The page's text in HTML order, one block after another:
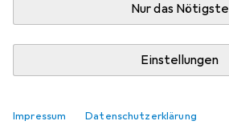
Nur das Nötigste
Einstellungen
Impressum Datenschutzerklärung